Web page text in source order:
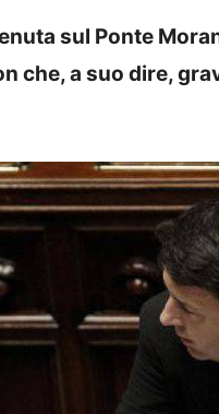
sul Ponte
che, a suo dire,